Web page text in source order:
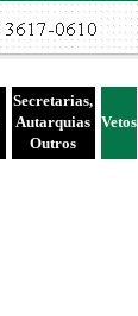
Secretarias,
Autarquias
Outros
Vetos